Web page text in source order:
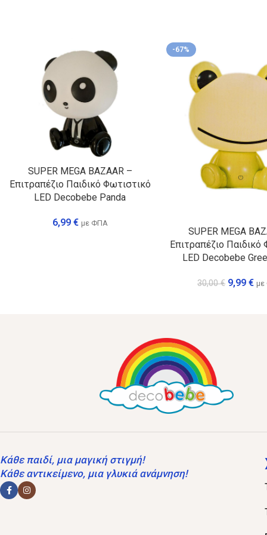
SUPER MEGA BAZAAR –
Επιτραπέζιο Παιδικό Φωτιστικό
LED Decobebe Panda
6,99 € με ΦΠΑ
-67%
SUPER MEGA
Επιτραπέζιο Παιδικό
LED Decobebe
30,00€ 9,99€
Κάθε παιδί, μια μαγική στιγμή!
Κάθε αντικείμενο, μια γλυκιά ανάμνηση!